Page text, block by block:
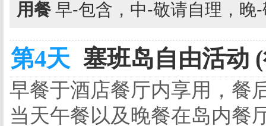
用餐 早-包含，中-敬请自理，晚
第4天 塞班岛自由活动
早餐于酒店餐厅内享用，餐
当天午餐以及晚餐在岛内餐